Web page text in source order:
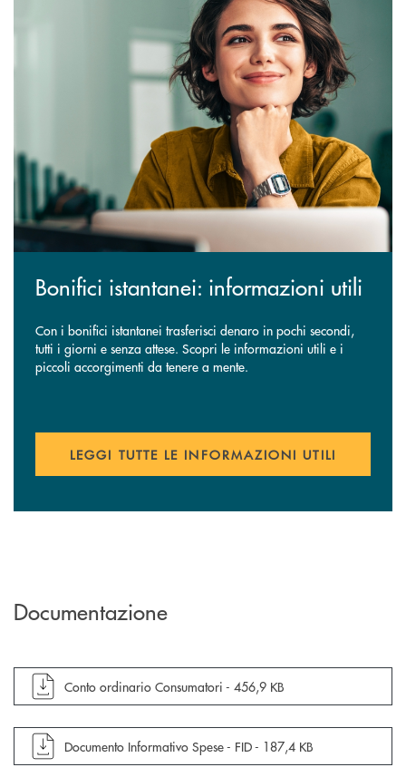
Bonifici istantanei: informazioni utili
Con i bonifici istantanei trasferisci denaro in pochi secondi,
tutti i giorni e senza attese. Scopri le informazioni utili e i
piccoli accorgimenti da tenere a mente.
LEGGI TUTTE LE INFORMAZIONI UTILI
Documentazione
apre documento in una nuova finestra
Conto ordinario Consumatori - 456,9 KB
apre documento in una nuova finestra
Documento Informativo Spese - FID - 187,4 KB